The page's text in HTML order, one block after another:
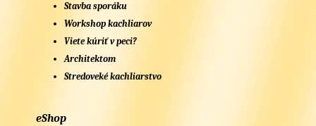
Stavba sporáku
Workshop kachliarov
Viete kúriť v peci?
Architektom
Stredoveké kachliarstvo
eShop